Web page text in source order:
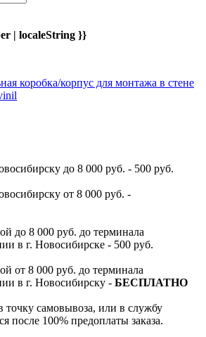
| localeString }}
коробка/корпус для монтажа в стене
до 8 000 руб. - 500 руб.
от 8 000 руб. -
до 8 000 руб. до терминала
в г. Новосибирске - 500 руб.
от 8 000 руб. до терминала
в г. Новосибирску - БЕСПЛАТНО
точку самовывоза, или в службу
после 100% предоплаты заказа.